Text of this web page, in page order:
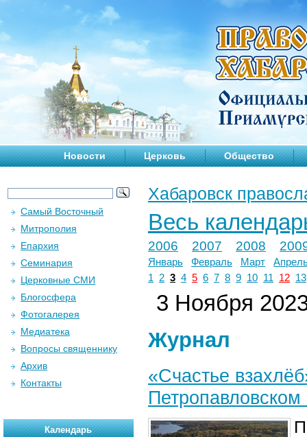
Новости Церковь Общество
Хабаровск
Весь
2006 2007 2008
Январь Февраль Март
1
2 3 4 5 6 7 8 9 10 11 12 13
3 Ноября
Журнал
«Счастье
Самый Восточный
Митрополия
Епархия
Семинария
Церковные СМИ
Блогосфера
Фотогалерея
Медиатека
Вопросы священнику
Архив
Контакты
Календарь